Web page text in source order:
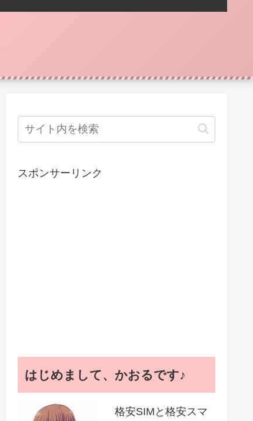
スポンサーリンク
はじめまして、かおるです♪
格安SIMと格安スマ